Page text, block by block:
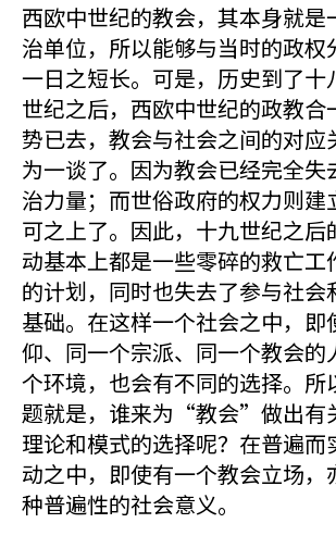
西欧中世纪的教会，其本身就是
治单位，所以能够与当时的政权
一日之短长。可是，历史到了十
世纪之后，西欧中世纪的政教合
势已去，教会与社会之间的对应
为一谈了。因为教会已经完全失
治力量；而世俗政府的权力则建
可之上了。因此，十九世纪之后
动基本上都是一些零碎的救亡工
的计划，同时也失去了参与社会
基础。在这样一个社会之中，即
仰、同一个宗派、同一个教会的
个环境，也会有不同的选择。所
题就是，谁来为“教会”做出有
理论和模式的选择呢？在普遍而
动之中，即使有一个教会立场，
种普遍性的社会意义。